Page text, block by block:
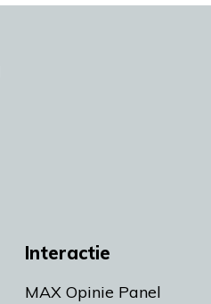
Interactie
MAX Opinie Panel